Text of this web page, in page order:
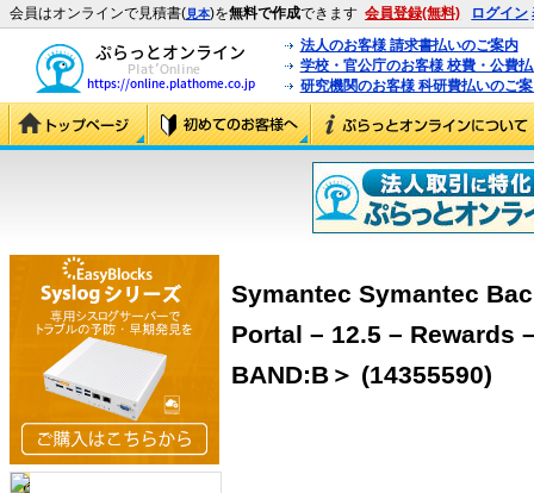
会員はオンラインで見積書(見本)を無料で作成できます 会員登録(無料) ログイン
法人のお客様 請求書払いのご案内
学校・官公庁のお客様 校費・公費
研究機関のお客様 科研費払いのご
Symantec Symantec
Portal – 12.5 – Rewards
BAND:B＞ (14355590)